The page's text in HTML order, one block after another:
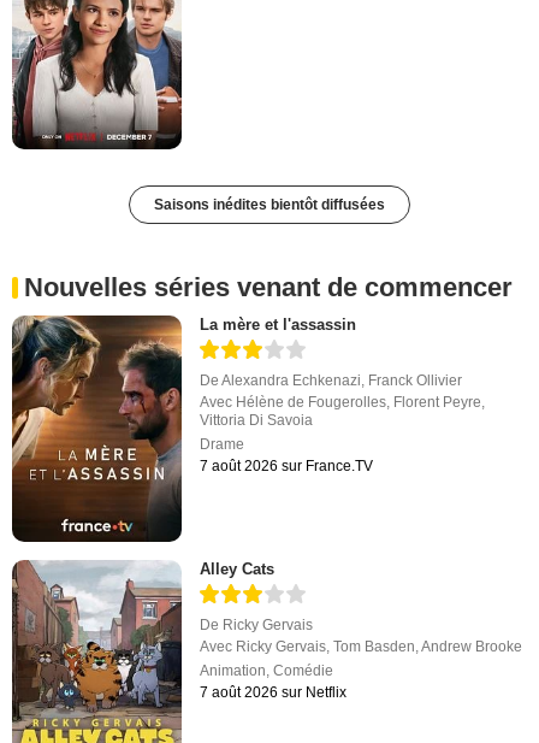
Saisons inédites bientôt diffusées
Nouvelles séries venant de commencer
La mère et l'assassin
DeAlexandra Echkenazi, Franck Ollivier
Avec Hélène de Fougerolles, Florent Peyre,
Vittoria Di Savoia
Drame
7 août 2026 sur France.TV
Alley Cats
De Ricky Gervais
Avec Ricky Gervais,Tom Basden,Andrew Brooke
Animation,Comédie
7 août 2026 sur Netflix